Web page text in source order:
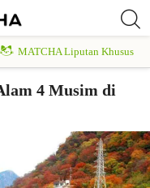
MATCHA Liputan Khusus
4 Musim di